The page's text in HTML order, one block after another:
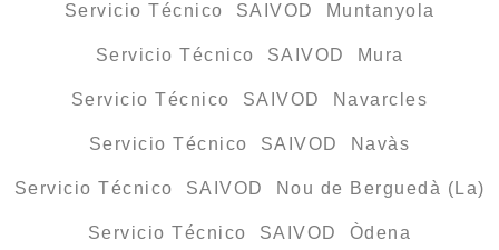
Servicio Técnico SAIVOD Muntanyola
Servicio Técnico SAIVOD Mura
Servicio Técnico SAIVOD Navarcles
Servicio Técnico SAIVOD Navàs
Servicio Técnico SAIVOD Nou de Berguedà (La)
Servicio Técnico SAIVOD Òdena